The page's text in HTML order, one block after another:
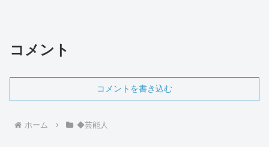
コメント
コメントを書き込む
ホーム ◆芸能人